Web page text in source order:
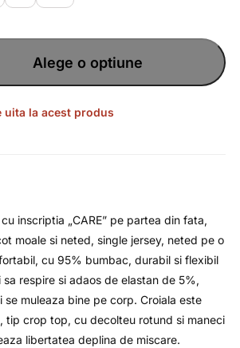
Alege o optiune
uita la acest produs
inscriptia „CARE” pe partea din fata,
moale si neted, single jersey, neted pe o
cu 95% bumbac, durabil si flexibil
respire si adaos de elastan de 5%,
se muleaza bine pe corp. Croiala este
tip crop top, cu decolteu rotund si maneci
libertatea deplina de miscare.